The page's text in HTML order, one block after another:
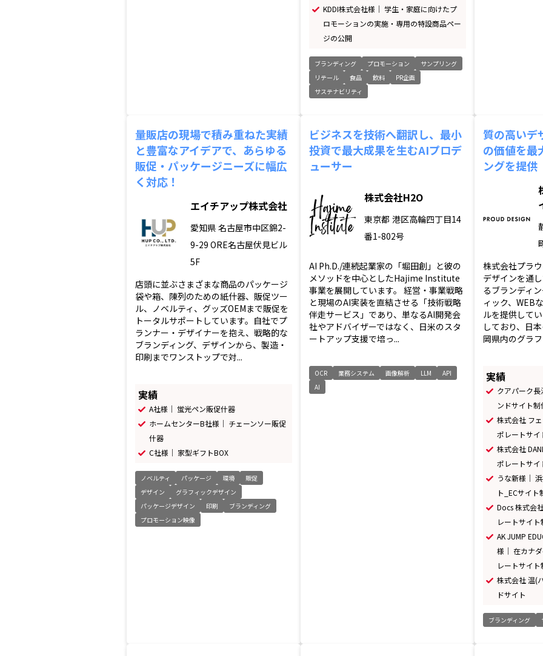
KDDI株式会社様｜ 学生・家庭に向けたプ
ロモーションの実施・専用の特設商品ペー
ジの公開
ブランディング プロモーション
サンプリング
リテール
食品 飲料
PR企画
サステナビリティ
量販店の現場で積み重ねた実績
と豊富なアイデアで、あらゆる
販促・パッケージニーズに幅広
く対応！
エイチアップ株式会社
愛知県 名古屋市中区錦2-
9-29 ORE名古屋伏見ビル
5F
店頭に並ぶさまざまな商品のパッケージ
袋や箱、陳列のための紙什器、販促ツー
ル、ノベルティ、グッズOEMまで販促を
トータルサポートしています。自社でプ
ランナー・デザイナーを抱え、戦略的な
ブランディング、デザインから、製造・
印刷までワンストップで対...
実績
A社様｜ 蛍光ペン販促什器
ホームセンターB社様｜ チェーンソー販促
什器
C社様｜ 家型ギフトBOX
ノベルティ パッケージ 環境
販促
デザイン
グラフィックデザイン
パッケージデザイン
印刷
ブランディング
プロモーション映像
ビジネスを技術へ翻訳し、最小
投資で最大成果を生むAIプロデ
ューサー
株式会社H2O
東京都 港区高輪四丁目14
番1-802号
AI Ph.D./連続起業家の「堀田創」と彼の
メソッドを中心としたHajime Institute
事業を展開しています。 経営・事業戦略
と現場のAI実装を直結させる「技術戦略
伴走サービス」であり、単なるAI開発会
社やアドバイザーではなく、日米のスタ
ートアップ支援で培っ...
OCR 業務システム 画像解析 LLM
API
AI
質の高いデ
の価値を最
ングを提供
株式会社プラ
デザインを通
るブランディ
ィック、WEB
ルを提供して
しており、日
岡県内のグラ
実績
クアパーク
ンドサイト制
株式会社 フ
ポレートサイ
株式会社
ポレートサイ
うな新様｜
ト_ECサイト
Docs 株式会
レートサイト
AK JUMP
様｜ 在カナ
レートサイト
株式会社 温(
ドサイト
ブランディング